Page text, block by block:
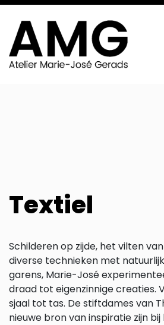
Textiel
Schilderen op zijde, het vilten
diverse technieken met
garens, Marie-José
draad tot eigenzinnige creaties.
sjaal tot tas. De stiftdames van
nieuwe bron van inspiratie zijn